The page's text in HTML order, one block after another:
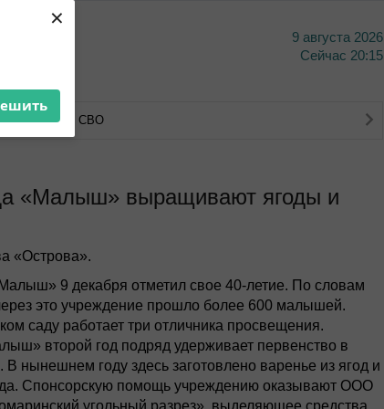
×
9 августа 2026
Сейчас 20:15
ветеранов СВО
«Малыш» выращивают ягоды и
«Острова».
9 декабря отметил свое 40-летие. По словам
это учреждение прошло более 600 малышей.
саду работает три отличника просвещения.
второй год подряд удерживает первенство в
нынешнем году здесь заготовлено варенье из ягод и
Спонсорскую помощь учреждению оказывают ООО
угольный разрез», выделяющее средства